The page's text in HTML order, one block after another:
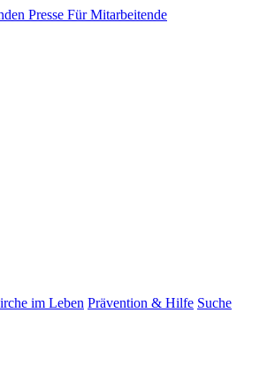
Presse Für Mitarbeitende
im Leben Prävention & Hilfe Suche